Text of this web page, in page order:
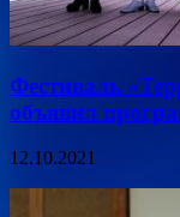
Фестиваль
объявил
12.10.2021